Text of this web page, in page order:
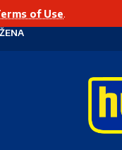
of Use.